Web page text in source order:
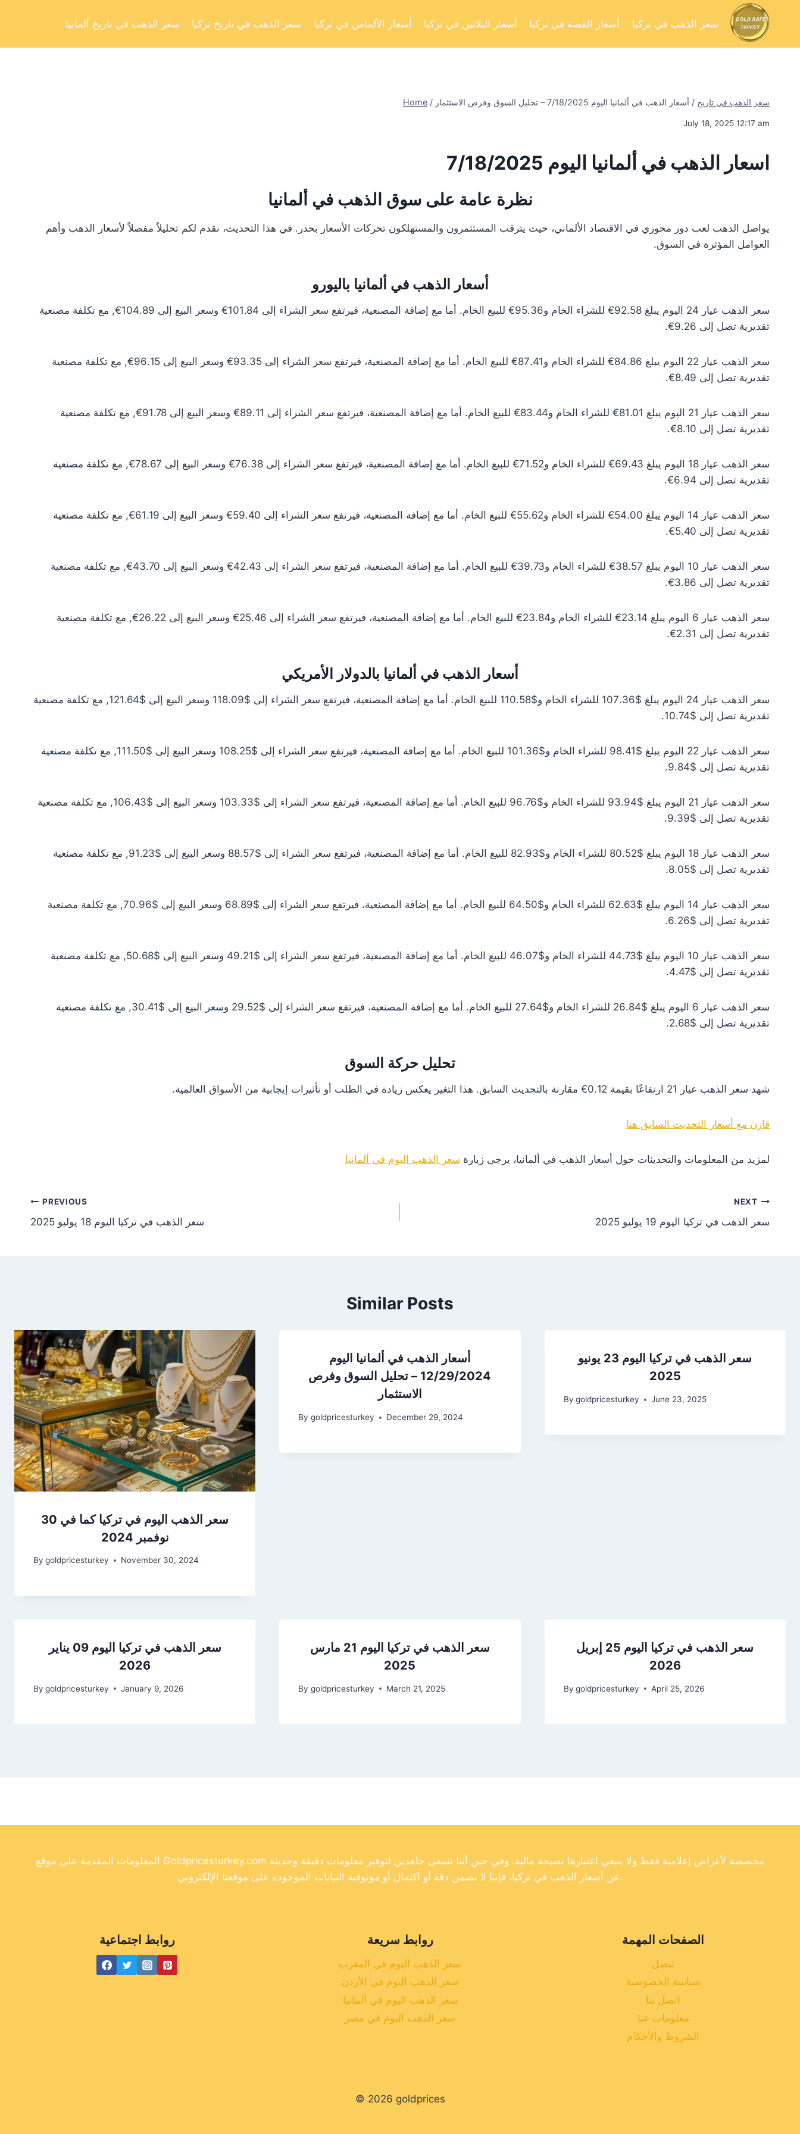
سعر الذهب في تاريخ ألمانيا سعر الذهب في تاريخ تركيا أسعار الألماس في تركيا أسعار البلاتين في تركيا أسعار الفضة في تركيا سعر الذهب في تركيا
Home / سعر الذهب في تاريخ / أسعار الذهب في ألمانيا اليوم 7/18/2025 – تحليل السوق وفرص الاستثمار
July 18, 2025 12:17 am
اسعار الذهب في ألمانيا اليوم 7/18/2025
نظرة عامة على سوق الذهب في ألمانيا
يواصل الذهب لعب دور محوري في الاقتصاد الألماني، حيث يترقب المستثمرون والمستهلكون تحركات الأسعار بحذر. في هذا التحديث، نقدم لكم تحليلاً مفصلاً لأسعار الذهب وأهم
العوامل المؤثرة في السوق.
أسعار الذهب في ألمانيا باليورو
سعر الذهب عيار 24 اليوم يبلغ 92.58€ للشراء الخام و95.36€ للبيع الخام. أما مع إضافة المصنعية، فيرتفع سعر الشراء إلى 101.84€ وسعر البيع إلى 104.89€, مع تكلفة مصنعية
تقديرية تصل إلى 9.26€.
سعر الذهب عيار 22 اليوم يبلغ 84.86€ للشراء الخام و87.41€ للبيع الخام. أما مع إضافة المصنعية، فيرتفع سعر الشراء إلى 93.35€ وسعر البيع إلى 96.15€, مع تكلفة مصنعية
تقديرية تصل إلى 8.49€.
سعر الذهب عيار 21 اليوم يبلغ 81.01€ للشراء الخام و83.44€ للبيع الخام. أما مع إضافة المصنعية، فيرتفع سعر الشراء إلى 89.11€ وسعر البيع إلى 91.78€, مع تكلفة مصنعية
تقديرية تصل إلى 8.10€.
سعر الذهب عيار 18 اليوم يبلغ 69.43€ للشراء الخام و71.52€ للبيع الخام. أما مع إضافة المصنعية، فيرتفع سعر الشراء إلى 76.38€ وسعر البيع إلى 78.67€, مع تكلفة مصنعية
تقديرية تصل إلى 6.94€.
سعر الذهب عيار 14 اليوم يبلغ 54.00€ للشراء الخام و55.62€ للبيع الخام. أما مع إضافة المصنعية، فيرتفع سعر الشراء إلى 59.40€ وسعر البيع إلى 61.19€, مع تكلفة مصنعية
تقديرية تصل إلى 5.40€.
سعر الذهب عيار 10 اليوم يبلغ 38.57€ للشراء الخام و39.73€ للبيع الخام. أما مع إضافة المصنعية، فيرتفع سعر الشراء إلى 42.43€ وسعر البيع إلى 43.70€, مع تكلفة مصنعية
تقديرية تصل إلى 3.86€.
سعر الذهب عيار 6 اليوم يبلغ 23.14€ للشراء الخام و23.84€ للبيع الخام. أما مع إضافة المصنعية، فيرتفع سعر الشراء إلى 25.46€ وسعر البيع إلى 26.22€, مع تكلفة مصنعية
تقديرية تصل إلى 2.31€.
أسعار الذهب في ألمانيا بالدولار الأمريكي
سعر الذهب عيار 24 اليوم يبلغ $107.36 للشراء الخام و$110.58 للبيع الخام. أما مع إضافة المصنعية، فيرتفع سعر الشراء إلى $118.09 وسعر البيع إلى $121.64, مع تكلفة مصنعية
تقديرية تصل إلى $10.74.
سعر الذهب عيار 22 اليوم يبلغ $98.41 للشراء الخام و$101.36 للبيع الخام. أما مع إضافة المصنعية، فيرتفع سعر الشراء إلى $108.25 وسعر البيع إلى $111.50, مع تكلفة مصنعية
تقديرية تصل إلى $9.84.
سعر الذهب عيار 21 اليوم يبلغ $93.94 للشراء الخام و$96.76 للبيع الخام. أما مع إضافة المصنعية، فيرتفع سعر الشراء إلى $103.33 وسعر البيع إلى $106.43, مع تكلفة مصنعية
تقديرية تصل إلى $9.39.
سعر الذهب عيار 18 اليوم يبلغ $80.52 للشراء الخام و$82.93 للبيع الخام. أما مع إضافة المصنعية، فيرتفع سعر الشراء إلى $88.57 وسعر البيع إلى $91.23, مع تكلفة مصنعية
تقديرية تصل إلى $8.05.
سعر الذهب عيار 14 اليوم يبلغ $62.63 للشراء الخام و$64.50 للبيع الخام. أما مع إضافة المصنعية، فيرتفع سعر الشراء إلى $68.89 وسعر البيع إلى $70.96, مع تكلفة مصنعية
تقديرية تصل إلى $6.26.
سعر الذهب عيار 10 اليوم يبلغ $44.73 للشراء الخام و$46.07 للبيع الخام. أما مع إضافة المصنعية، فيرتفع سعر الشراء إلى $49.21 وسعر البيع إلى $50.68, مع تكلفة مصنعية
تقديرية تصل إلى $4.47.
سعر الذهب عيار 6 اليوم يبلغ $26.84 للشراء الخام و$27.64 للبيع الخام. أما مع إضافة المصنعية، فيرتفع سعر الشراء إلى $29.52 وسعر البيع إلى $30.41, مع تكلفة مصنعية
تقديرية تصل إلى $2.68.
تحليل حركة السوق
شهد سعر الذهب عيار 21 ارتفاعًا بقيمة 0.12€ مقارنة بالتحديث السابق. هذا التغير يعكس زيادة في الطلب أو تأثيرات إيجابية من الأسواق العالمية.
قارن مع أسعار التحديث السابق هنا
لمزيد من المعلومات والتحديثات حول أسعار الذهب في ألمانيا، يرجى زيارة سعر الذهب اليوم في ألمانيا
PREVIOUS
سعر الذهب في تركيا اليوم 18 يوليو 2025
NEXT
سعر الذهب في تركيا اليوم 19 يوليو 2025
Similar Posts
سعر الذهب اليوم في تركيا كما في 30
نوفمبر 2024
By goldpricesturkey November 30, 2024
أسعار الذهب في ألمانيا اليوم
12/29/2024 – تحليل السوق وفرص
الاستثمار
By goldpricesturkey December 29, 2024
سعر الذهب في تركيا اليوم 23 يونيو
2025
By goldpricesturkey June 23, 2025
سعر الذهب في تركيا اليوم 09 يناير
2026
By goldpricesturkey January 9, 2026
سعر الذهب في تركيا اليوم 21 مارس
2025
By goldpricesturkey March 21, 2025
سعر الذهب في تركيا اليوم 25 إبريل
2026
By goldpricesturkey April 25, 2026
المعلومات المقدمة على موقع Goldpricesturkey.com مخصصة لأغراض إعلامية فقط ولا ينبغي اعتبارها نصيحة مالية. وفي حين أننا نسعى جاهدين لتوفير معلومات دقيقة وحديثة
عن أسعار الذهب في تركيا، فإننا لا نضمن دقة أو اكتمال أو موثوقية البيانات الموجودة على موقعنا الإلكتروني.
روابط اجتماعية روابط سريعة
سعر الذهب اليوم في المغرب
سعر الذهب اليوم في الأردن
سعر الذهب اليوم في ألمانيا
سعر الذهب اليوم في مصر
الصفحات المهمة
تنصل
سياسة الخصوصية
اتصل بنا
معلومات عنا
الشروط والأحكام
© 2026 goldprices